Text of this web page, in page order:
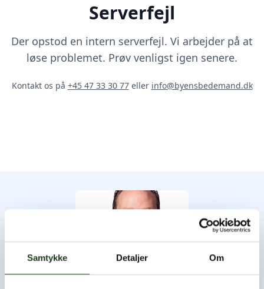
Samtykke Detaljer Om
Serverfejl
Der opstod en intern serverfejl. Vi arbejder på at
løse problemet. Prøv venligst igen senere.
Kontakt os på +45 47 33 30 77eller info@byensbedemand.dk